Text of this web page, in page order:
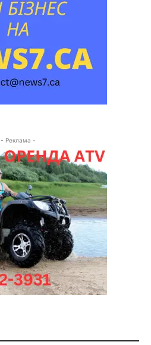
- Реклама -